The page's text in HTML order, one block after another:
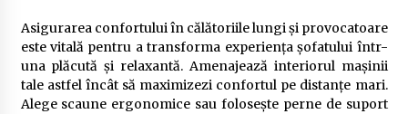
Asigurarea confortului în călătoriile lungi și provocatoare
este vitală pentru a transforma experiența șofatului într-
una plăcută și relaxantă. Amenajează interiorul mașinii
tale astfel încât să maximizezi confortul pe distanțe mari.
Alege scaune ergonomice sau folosește perne de suport